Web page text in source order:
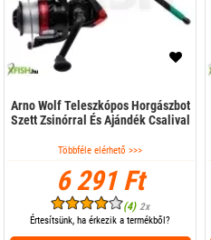
Arno Wolf Teleszkópos Horgászbot
Szett Zsinórral És Ajándék Csalival
Többféle elérhető >>>
6 291 Ft
(4) 2x
Értesítsünk, ha érkezik a termékből?